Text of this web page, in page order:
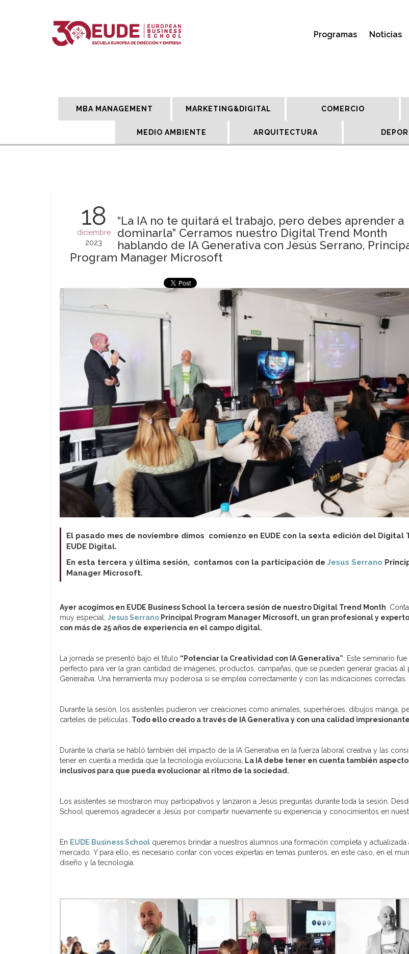
Programas Noticias
MBA MANAGEMENT MARKETING&DIGITAL COMERCIO
MEDIO AMBIENTE ARQUITECTURA
18
diciembre
2023
“La IA no te quitará el trabajo, pero debes aprender a
dominarla” Cerramos nuestro Digital Trend Month
hablando de IA Generativa con Jesús Serrano,
Program Manager Microsoft
El pasado mes de noviembre dimos comienzo en EUDE con la sexta edición del Digital
EUDE Digital.
En esta tercera y última sesión, contamos con la participación de Jesus Serrano
Manager Microsoft.
Ayer acogimos en EUDE Business School la tercera sesión de nuestro Digital Trend Month .
muy especial, Jesus Serrano Principal Program Manager Microsoft, un gran profesional y
con más de 25 años de experiencia en el campo digital.
La jornada se presentó bajo el título “ Potenciar la Creatividad con IA Generativa” . Este seminario
perfecto para ver la gran cantidad de imágenes, productos, campañas, que se pueden generar gracias al
Generaitva. Una herramienta muy poderosa si se emplea correctamente y con las indicaciones correctas.
Durante la sesión, los asistentes pudieron ver creaciones como animales, superhéroes, dibujos manga,
carteles de películas… Todo ello creado a través de IA Generativa y con una calidad
Durante la charla se habló también del impacto de la IA Generativa en la fuerza laboral creativa y las
tener en cuenta a medida que la tecnología evoluciona. La IA debe tener en cuenta también
inclusivos para que pueda evolucionar al ritmo de la sociedad.
Los asistentes se mostraron muy participativos y lanzaron a Jesús preguntas durante toda la sesión.
School queremos agradecer a Jesús por compartir nuevamente su experiencia y conocimientos en
En EUDE Business School queremos brindar a nuestros alumnos una formación completa y actualizada
mercado. Y para ello, es necesario contar con voces expertas en temas punteros, en este caso, en el
diseño y la tecnología.